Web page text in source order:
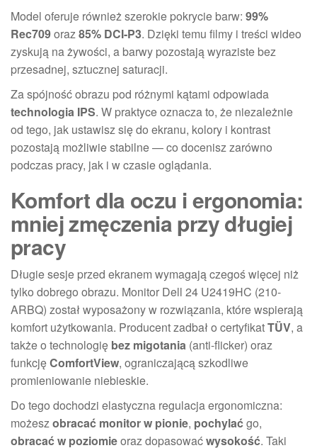
Model oferuje również szerokie pokrycie barw: 99%
Rec709oraz85% DCI-P3. Dzięki temu filmy i treści wideo
zyskują na żywości, a barwy pozostają wyraziste bez
przesadnej, sztucznej saturacji.
Za spójność obrazu pod różnymi kątami odpowiada
technologia IPS. W praktyce oznacza to, że niezależnie
od tego, jak ustawisz się do ekranu, kolory i kontrast
pozostają możliwie stabilne — co docenisz zarówno
podczas pracy, jak i w czasie oglądania.
Komfort dla oczu i ergonomia:
mniej zmęczenia przy długiej
pracy
Długie sesje przed ekranem wymagają czegoś więcej niż
tylko dobrego obrazu. Monitor Dell 24 U2419HC (210-
ARBQ) został wyposażony w rozwiązania, które wspierają
komfort użytkowania. Producent zadbał o certyfikatTÜV, a
także o technologię bez migotania (anti-flicker) oraz
funkcjęComfortView, ograniczającą szkodliwe
promieniowanie niebieskie.
Do tego dochodzi elastyczna regulacja ergonomiczna:
możeszobracać monitor w pionie, pochylać go,
obracać w poziomieoraz dopasowaćwysokość. Taki